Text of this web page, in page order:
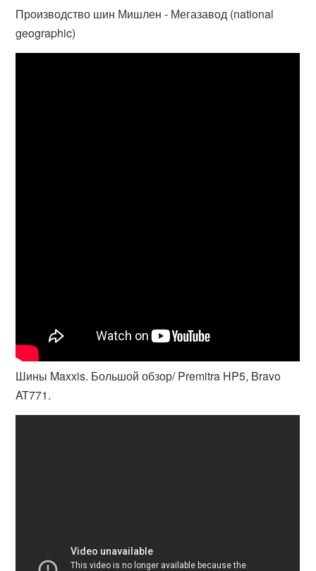
Производство шин Мишлен - Мегазавод (national
geographic)
Шины Maxxis. Большой обзор/ Premitra HP5, Bravo
AT771.